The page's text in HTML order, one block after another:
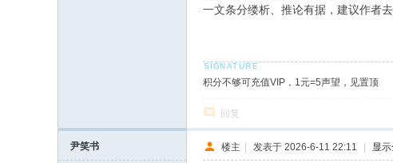
一文条分缕析、推论有据，建议作者
积分不够可充值VIP，1元=5声望，见置顶
回复
尹笑书 楼主 | 发表于 2026-6-11 22:11 | 显